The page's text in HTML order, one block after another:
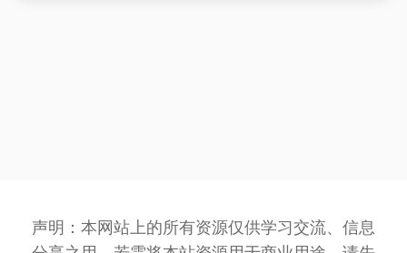
声明：本网站上的所有资源仅供学习交流、信息